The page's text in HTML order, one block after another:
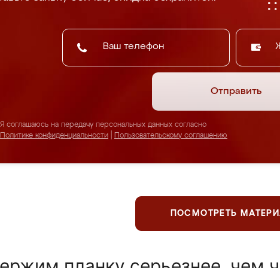
Отправить
Я соглашаюсь на передачу персональных данных согласно
Политике конфиденциальности
Пользовательскому соглашению
ПОСМОТРЕТЬ